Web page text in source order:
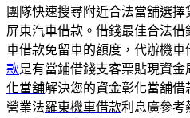
團隊快速搜尋附近合法當舖選擇
屏東汽車借款。借錢最佳合法借
車借款免留車的額度，代辦機車
款是有當鋪借錢支客票貼現資
化當舖解決您的資金彰化當舖
營業法羅東機車借款利息廣參考